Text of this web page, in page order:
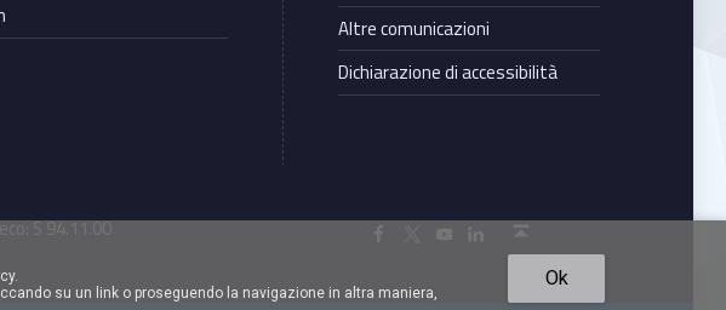
Altre comunicazioni
Dichiarazione di accessibilità
S 94.11.00 Facebook Unioncamere VenetoTwitter Unioncamere VenetoYoutube Unioncamere VenetoLinkedin Unioncamere Veneto Torna in cima ↑
su un link o proseguendo la navigazione in altra maniera,
Ok